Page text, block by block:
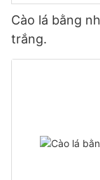
Cào lá bằng
trắng.